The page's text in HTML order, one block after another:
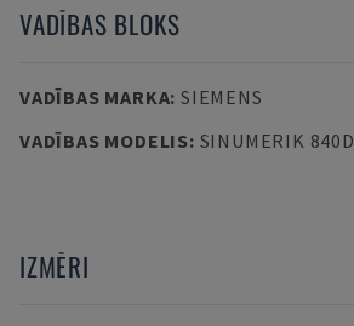
VADĪBAS BLOKS
VADĪBAS MARKA: SIEMENS
VADĪBAS MODELIS: SINUMERIK 840D
IZMĒRI